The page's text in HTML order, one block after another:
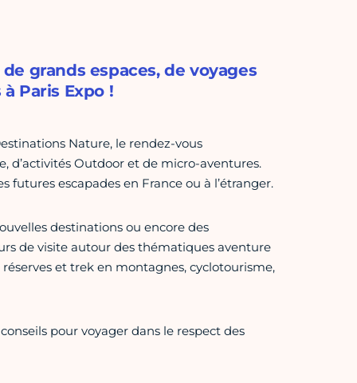
grands espaces, de voyages
Paris Expo !
Nature, le rendez-vous
d’activités Outdoor et de micro-aventures.
escapades en France ou à l’étranger.
destinations ou encore des
de visite autour des thématiques aventure
et trek en montagnes, cyclotourisme,
pour voyager dans le respect des